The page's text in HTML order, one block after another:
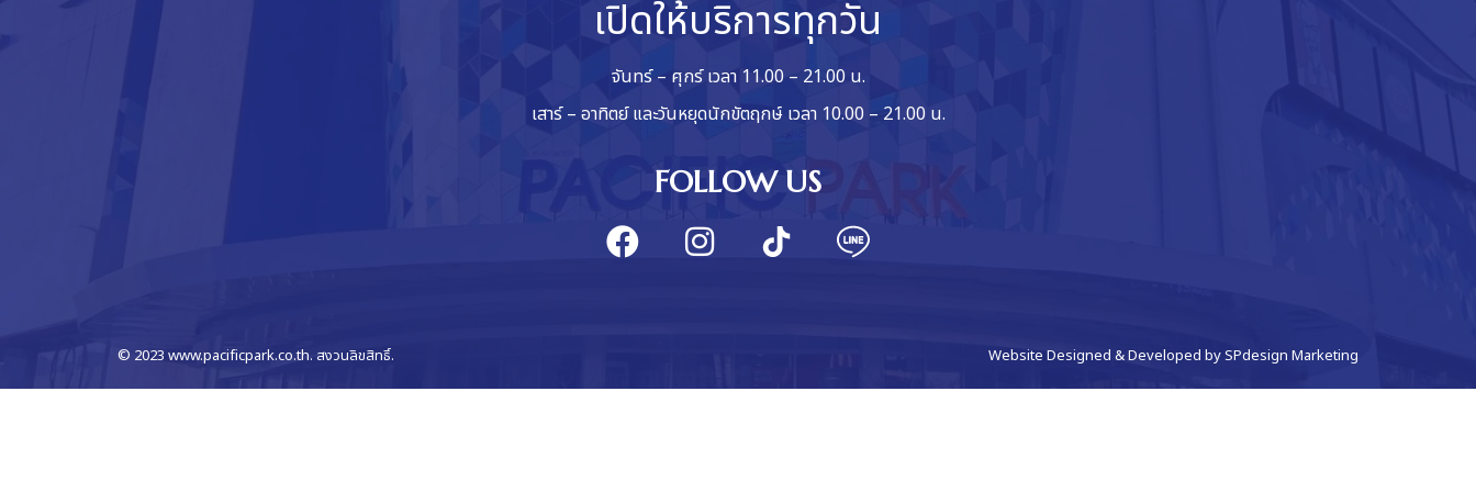
เปิดให้บริการทุกวัน
จันทร์ – ศุกร์ เวลา 11.00 – 21.00 น.
เสาร์ – อาทิตย์ และวันหยุดนักขัตฤกษ์ เวลา 10.00 – 21.00 น.
FOLLOW US
© 2023 www.pacificpark.co.th. สงวนลิขสิทธิ์. Website Designed & Developed bySPdesign Marketing